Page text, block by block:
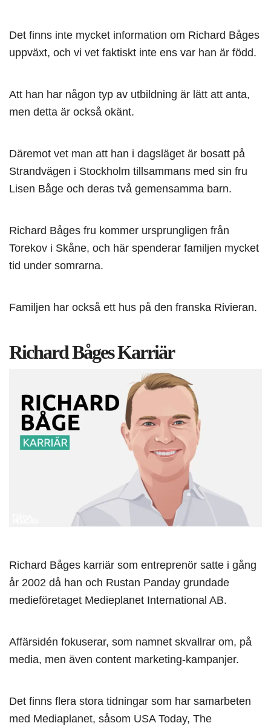
Det finns inte mycket information om Richard Båges
uppväxt, och vi vet faktiskt inte ens var han är född.
Att han har någon typ av utbildning är lätt att anta,
men detta är också okänt.
Däremot vet man att han i dagsläget är bosatt på
Strandvägen i Stockholm tillsammans med sin fru
Lisen Båge och deras två gemensamma barn.
Richard Båges fru kommer ursprungligen från
Torekov i Skåne, och här spenderar familjen mycket
tid under somrarna.
Familjen har också ett hus på den franska Rivieran.
Richard Båges Karriär
Richard Båges karriär som entreprenör satte i gång
år 2002 då han och Rustan Panday grundade
medieföretaget Medieplanet International AB.
Affärsidén fokuserar, som namnet skvallrar om, på
media, men även content marketing-kampanjer.
Det finns flera stora tidningar som har samarbeten
med Mediaplanet, såsom USA Today, The